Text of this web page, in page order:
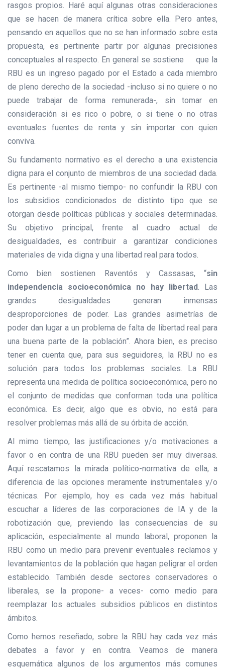
rasgos propios. Haré aquí algunas otras consideraciones
que se hacen de manera crítica sobre ella. Pero antes,
pensando en aquellos que no se han informado sobre esta
propuesta, es pertinente partir por algunas precisiones
conceptuales al respecto. En general se sostiene que la
RBU es un ingreso pagado por el Estado a cada miembro
de pleno derecho de la sociedad -incluso si no quiere o no
puede trabajar de forma remunerada-, sin tomar en
consideración si es rico o pobre, o si tiene o no otras
eventuales fuentes de renta y sin importar con quien
conviva.
Su fundamento normativo es el derecho a una existencia
digna para el conjunto de miembros de una sociedad dada.
Es pertinente -al mismo tiempo- no confundir la RBU con
los subsidios condicionados de distinto tipo que se
otorgan desde políticas públicas y sociales determinadas.
Su objetivo principal, frente al cuadro actual de
desigualdades, es contribuir a garantizar condiciones
materiales de vida digna y una libertad real para todos.
Como bien sostienen Raventós y Cassasas, “sin
independencia socioeconómica no hay libertad. Las
grandes desigualdades generan inmensas
desproporciones de poder. Las grandes asimetrías de
poder dan lugar a un problema de falta de libertad real para
una buena parte de la población”. Ahora bien, es preciso
tener en cuenta que, para sus seguidores, la RBU no es
solución para todos los problemas sociales. La RBU
representa una medida de política socioeconómica, pero no
el conjunto de medidas que conforman toda una política
económica. Es decir, algo que es obvio, no está para
resolver problemas más allá de su órbita de acción.
Al mimo tiempo, las justificaciones y/o motivaciones a
favor o en contra de una RBU pueden ser muy diversas.
Aquí rescatamos la mirada político-normativa de ella, a
diferencia de las opciones meramente instrumentales y/o
técnicas. Por ejemplo, hoy es cada vez más habitual
escuchar a líderes de las corporaciones de IA y de la
robotización que, previendo las consecuencias de su
aplicación, especialmente al mundo laboral, proponen la
RBU como un medio para prevenir eventuales reclamos y
levantamientos de la población que hagan peligrar el orden
establecido. También desde sectores conservadores o
liberales, se la propone- a veces- como medio para
reemplazar los actuales subsidios públicos en distintos
ámbitos.
Como hemos reseñado, sobre la RBU hay cada vez más
debates a favor y en contra. Veamos de manera
esquemática algunos de los argumentos más comunes